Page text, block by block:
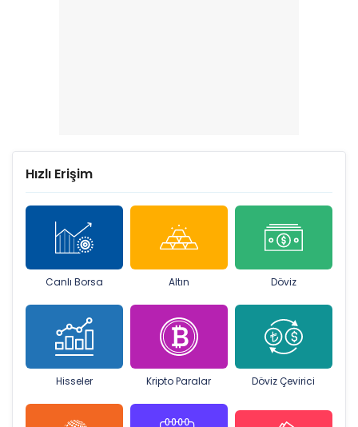
Hızlı Erişim
Canlı Borsa Altın Döviz
Hisseler Kripto Paralar Döviz Çevirici